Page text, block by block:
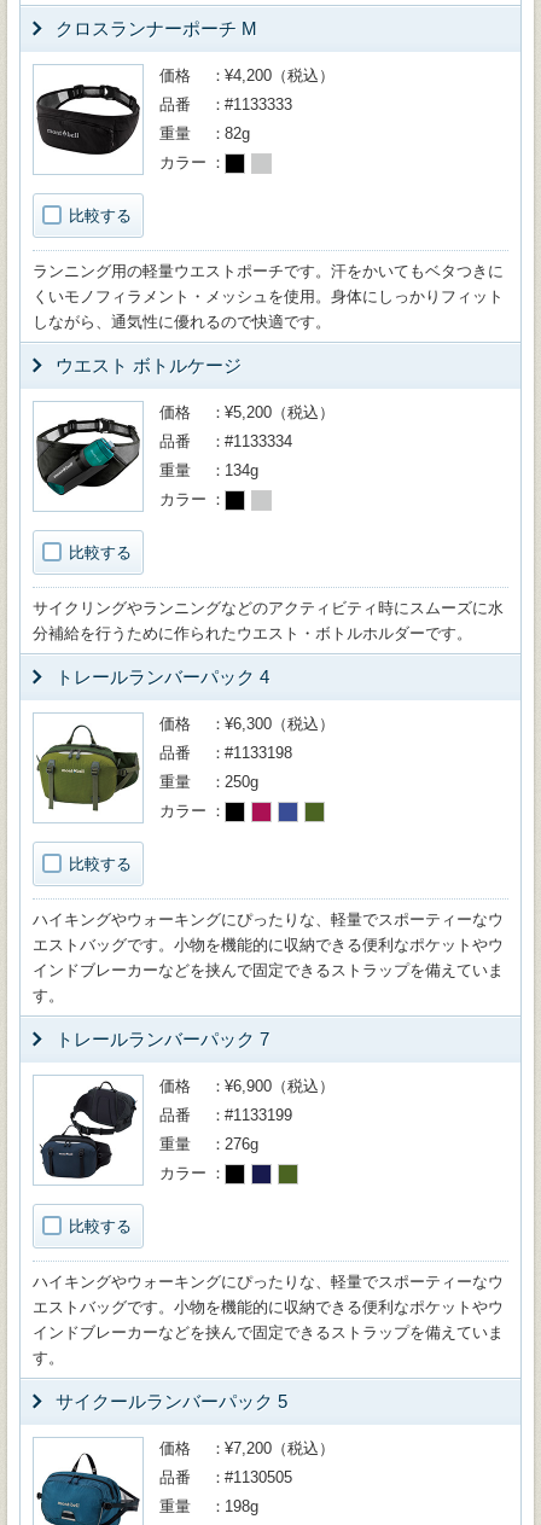
クロスランナーポーチ M
比較する
価格
¥4,200（税込）
品番
#1133333
重量
82g
カラー
ランニング用の軽量ウエストポーチです。汗をかいてもベタつきに
くいモノフィラメント・メッシュを使用。身体にしっかりフィット
しながら、通気性に優れるので快適です。
ウエスト ボトルケージ
比較する
価格
¥5,200（税込）
品番
#1133334
重量
134g
カラー
サイクリングやランニングなどのアクティビティ時にスムーズに水
分補給を行うために作られたウエスト・ボトルホルダーです。
トレールランバーパック 4
比較する
価格
¥6,300（税込）
品番
#1133198
重量
250g
カラー
ハイキングやウォーキングにぴったりな、軽量でスポーティーなウ
エストバッグです。小物を機能的に収納できる便利なポケットやウ
インドブレーカーなどを挟んで固定できるストラップを備えていま
す。
トレールランバーパック 7
比較する
価格
¥6,900（税込）
品番
#1133199
重量
276g
カラー
ハイキングやウォーキングにぴったりな、軽量でスポーティーなウ
エストバッグです。小物を機能的に収納できる便利なポケットやウ
インドブレーカーなどを挟んで固定できるストラップを備えていま
す。
サイクールランバーパック 5
価格
¥7,200（税込）
品番
#1130505
重量
198g